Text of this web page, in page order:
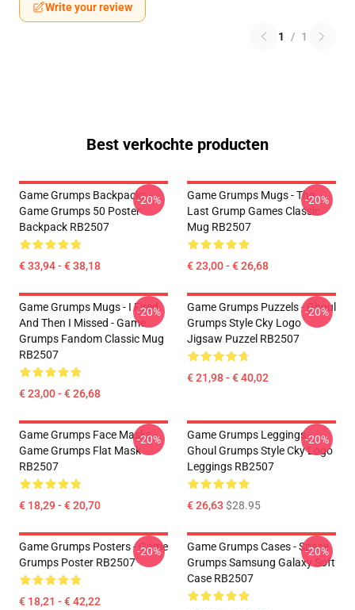
Write your review
1 / 1
Best verkochte producten
Game Grumps Backpacks -
Game Grumps 50 Poster
Backpack RB2507
€ 33,94 - € 38,18
-20%
Game Grumps Mugs - The
Last Grump Games Classic
Mug RB2507
€ 23,00 - € 26,68
-20%
Game Grumps Mugs - I Fired
And Then I Missed - Game
Grumps Fandom Classic Mug
RB2507
€ 23,00 - € 26,68
-20%
Game Grumps Puzzels - Ghoul
Grumps Style Cky Logo
Jigsaw Puzzel RB2507
€ 21,98 - € 40,02
-20%
Game Grumps Face Masks -
Game Grumps Flat Mask
RB2507
€ 18,29 - € 20,70
-20%
Game Grumps Leggings -
Ghoul Grumps Style Cky Logo
Leggings RB2507
€ 26,63 $28.95
-20%
Game Grumps Posters - Game
Grumps Poster RB2507
€ 18,21 - € 42,22
-20%
Game Grumps Cases - Space
Grumps Samsung Galaxy Soft
Case RB2507
-20%